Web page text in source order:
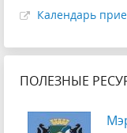
Календарь
ПОЛЕЗНЫЕ